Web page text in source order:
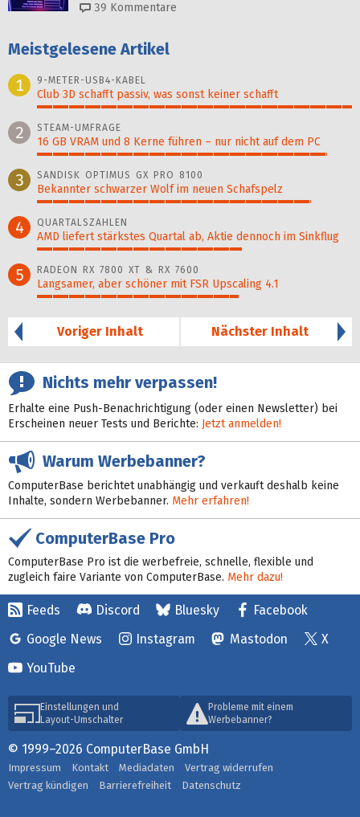
39 Kommentare
Meistgelesene Artikel
1
9-METER-USB4-KABEL
Club 3D schafft passiv, was sonst keiner schafft
100%
2 STEAM-UMFRAGE
16 GB VRAM und 8 Kerne führen – nur nicht auf dem PC
92%
3 SANDISK OPTIMUS GX PRO 8100
Bekannter schwarzer Wolf im neuen Schafspelz
87%
4 QUARTALSZAHLEN
AMD liefert stärkstes Quartal ab, Aktie dennoch im Sinkflug
65%
5 RADEON RX 7800 XT & RX 7600
Langsamer, aber schöner mit FSR Upscaling 4.1
64%
Voriger Inhalt
Nächster Inhalt
Nichts mehr verpassen!
Erhalte eine Push-Benachrichtigung (oder einen Newsletter) bei
Erscheinen neuer Tests und Berichte: Jetzt anmelden!
Warum Werbebanner?
ComputerBase berichtet unabhängig und verkauft deshalb keine
Inhalte, sondern Werbebanner. Mehr erfahren!
ComputerBase Pro
ComputerBase Pro ist die werbefreie, schnelle, flexible und
zugleich faire Variante von ComputerBase. Mehr dazu!
Feeds Discord Bluesky
Facebook
Google News
Instagram Mastodon
X
YouTube
Einstellungen und
Layout-Umschalter
Probleme mit einem
Werbebanner?
© 1999–2026 ComputerBase GmbH
Impressum Kontakt Mediadaten
Vertrag widerrufen
Vertrag kündigen
Barrierefreiheit Datenschutz